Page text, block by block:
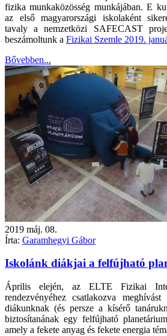
fizika munkaközösség munkájában. E
az első magyarországi iskolaként
tavaly a nemzetközi SAFECAST
beszámoltunk a Fizikai Szemle 2019.
Bővebben...
2019 máj. 08.
Írta: Garamhegyi Gábor
Iskolánk diákjai a felfújható
Április elején, az ELTE Fizikai
rendezvényéhez csatlakozva
diákunknak (és persze a kísérő
biztosítanának egy felfújható
amely a fekete anyag és fekete energia